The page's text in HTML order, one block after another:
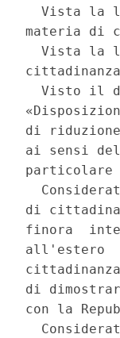
Vista la
materia di
Vista la
Visto il
di
ai sensi
di
finora
all'estero
di
con la